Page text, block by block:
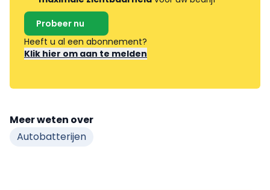
Probeer nu
Heeft u al een abonnement?
Klik hier om aan te melden
Meer weten over
Autobatterijen